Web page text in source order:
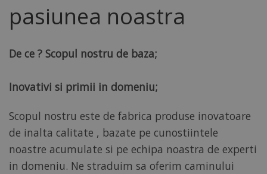
pasiunea noastra
De ce ? Scopul nostru de baza;
Inovativi si primii in domeniu;
Scopul nostru este de fabrica produse inovatoare
de inalta calitate , bazate pe cunostiintele
noastre acumulate si pe echipa noastra de experti
in domeniu. Ne straduim sa oferim caminului